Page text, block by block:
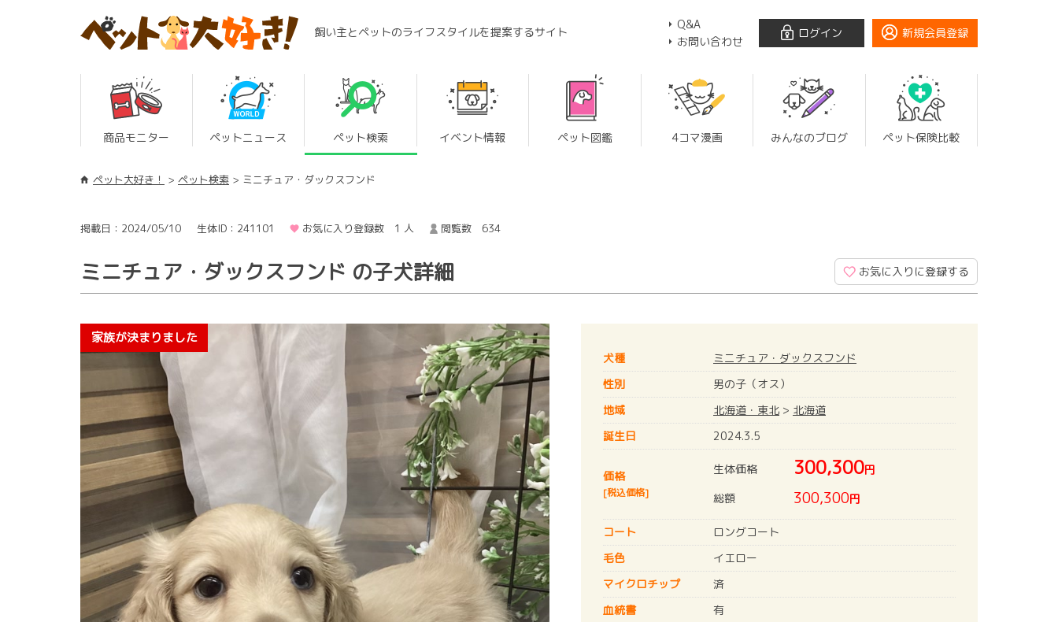
飼い主とペットのライフスタイルを提案するサイト
Q&A
お問い合わせ
ログイン 新規会員登録
商品モニター ペットニュース ペット検索 イベント情報 ペット図鑑 4コマ漫画 みんなのブログ ペット保険比較
ペット大好き！ ペット検索 ミニチュア・ダックスフンド
掲載日：2024/05/10 生体ID：241101 お気に入り登録数 1 人 閲覧数 634
ミニチュア・ダックスフンド の子犬詳細 お気に入りに登録する
犬種
ミニチュア・ダックスフンド
性別
男の子（オス）
地域
北海道・東北 > 北海道
誕生日
2024.3.5
価格
[税込価格]
生体価格 300,300円
総額
300,300円
コート
ロングコート
毛色
イエロー
マイクロチップ
済
血統書
有